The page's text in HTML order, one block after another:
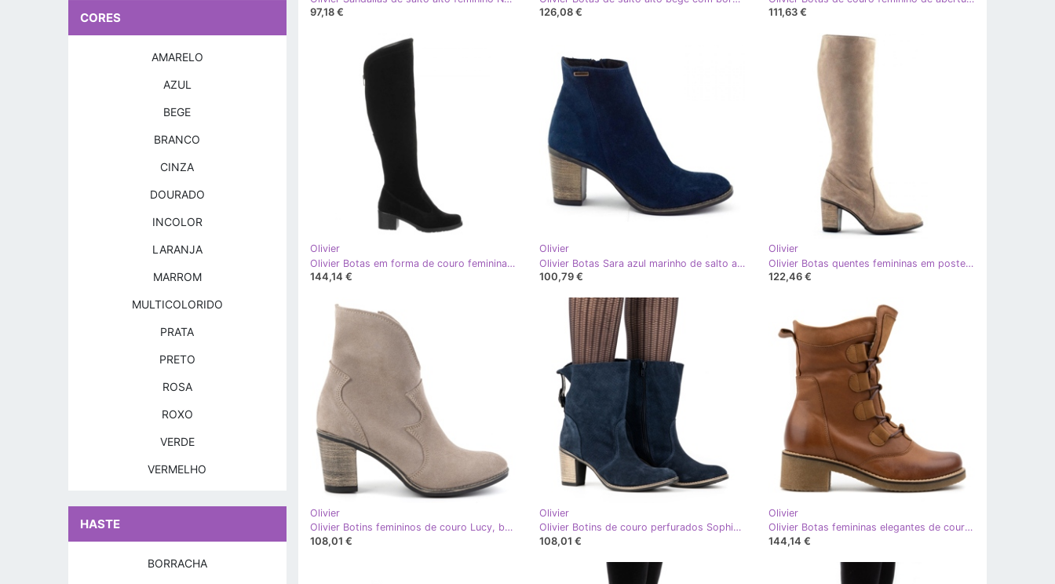
97,18 € 126,08 € 111,63 €
Olivier
Olivier Botas em forma de couro femininas isoladas pretas preto
144,14 €
Olivier
Olivier Botas Sara azul marinho de salto alto
100,79 €
Olivier
Olivier Botas quentes femininas em poste bege
122,46 €
Olivier
Olivier Botins femininos de couro Lucy, bege escuro - botins elegantes de camurça e salto alto
108,01 €
Olivier
Olivier Botins de couro perfurados Sophia, azul marinho
108,01 €
Olivier
Olivier Botas femininas elegantes de couro forradas com lã marrom 317BB
144,14 €
CORES
AMARELO
AZUL
BEGE
BRANCO
CINZA
DOURADO
INCOLOR
LARANJA
MARROM
MULTICOLORIDO
PRATA
PRETO
ROSA
ROXO
VERDE
VERMELHO
HASTE
BORRACHA